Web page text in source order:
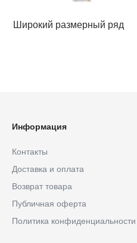
Широкий размерный ряд
Информация
Контакты
Доставка и оплата
Возврат товара
Публичная оферта
Политика конфиденциальности